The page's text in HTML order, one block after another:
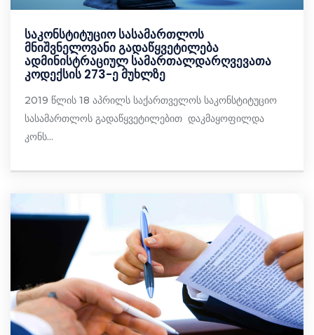
საკონსტიტუციო სასამართლოს
მნიშვნელოვანი გადაწყვეტილება
ადმინისტრაციულ სამართალდარღვევათა
კოდექსის 273-ე მუხლზე
2019 წლის 18 აპრილს საქართველოს საკონსტიტუციო
სასამართლოს გადაწყვეტილებით დაკმაყოფილდა
კონს...